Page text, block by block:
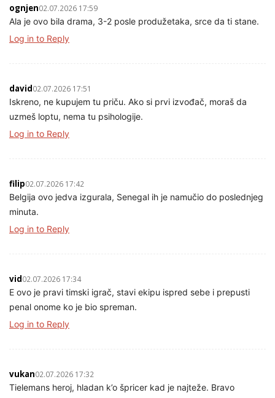
ognjen02.07.2026 17:59
Ala je ovo bila drama, 3-2 posle produžetaka, srce da ti stane.
Log in to Reply
david02.07.2026 17:51
Iskreno, ne kupujem tu priču. Ako si prvi izvođač, moraš da
uzmeš loptu, nema tu psihologije.
Log in to Reply
filip02.07.2026 17:42
Belgija ovo jedva izgurala, Senegal ih je namučio do poslednjeg
minuta.
Log in to Reply
vid02.07.2026 17:34
E ovo je pravi timski igrač, stavi ekipu ispred sebe i prepusti
penal onome ko je bio spreman.
Log in to Reply
vukan02.07.2026 17:32
Tielemans heroj, hladan k’o špricer kad je najteže. Bravo